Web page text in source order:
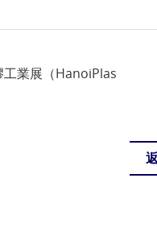
工業展（HanoiPlas